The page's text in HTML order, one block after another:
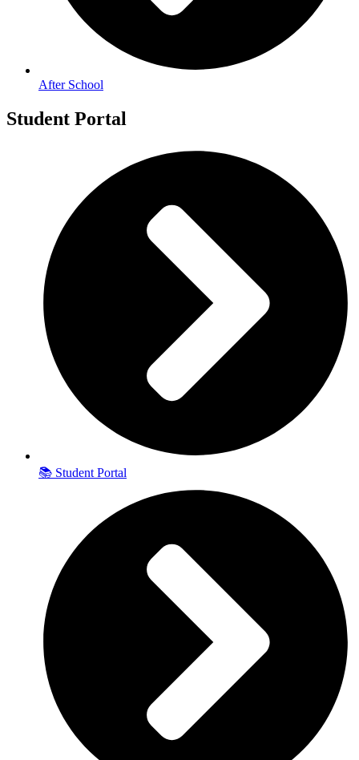
After School
Student Portal
📚 Student Portal